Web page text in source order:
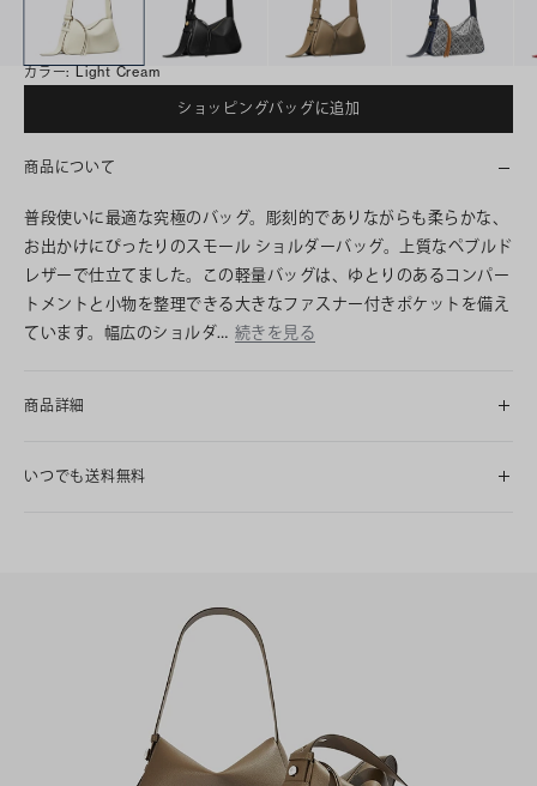
カラー: Light Cream
ショッピングバッグに追加
商品について
普段使いに最適な究極のバッグ。彫刻的でありながらも柔らかな、
お出かけにぴったりのスモール ショルダーバッグ。上質なペブルド
レザーで仕立てました。この軽量バッグは、ゆとりのあるコンパー
トメントと小物を整理できる大きなファスナー付きポケットを備え
ています。幅広のショルダ… 続きを見る
商品詳細
いつでも送料無料